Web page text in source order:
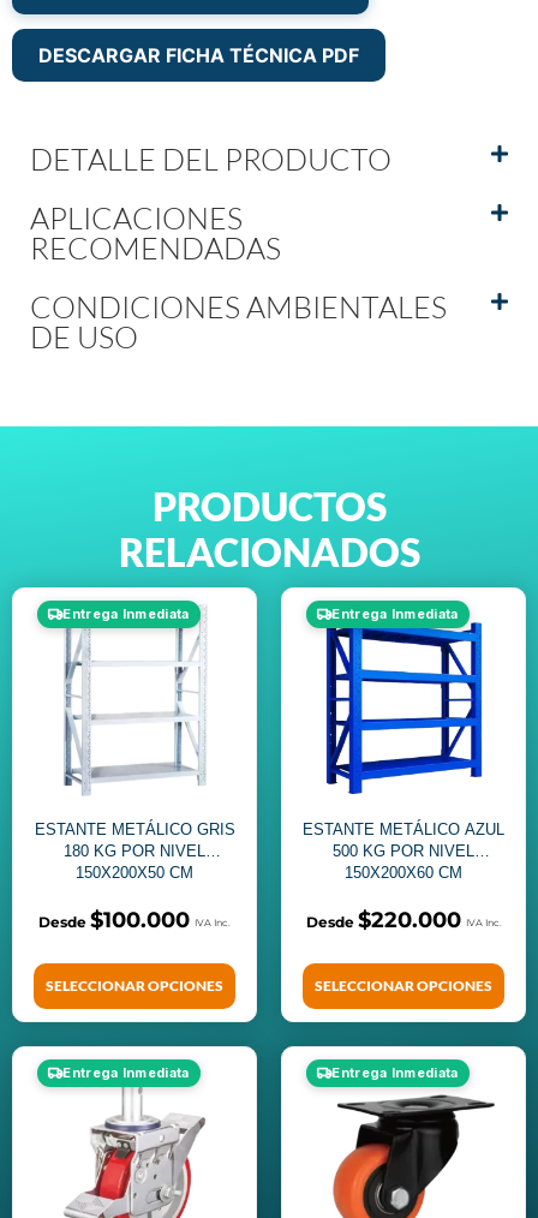
DESCARGAR FICHA TÉCNICA PDF
DETALLE DEL PRODUCTO
APLICACIONES
RECOMENDADAS
CONDICIONES AMBIENTALES
DE USO
PRODUCTOS
RELACIONADOS
Entrega Inmediata
ESTANTE METÁLICO GRIS
180 KG POR NIVEL
150X200X50 CM
$100.000
SELECCIONAR OPCIONES
Entrega Inmediata
ESTANTE METÁLICO AZUL
500 KG POR NIVEL
150X200X60 CM
$220.000
SELECCIONAR OPCIONES
Entrega Inmediata Entrega Inmediata